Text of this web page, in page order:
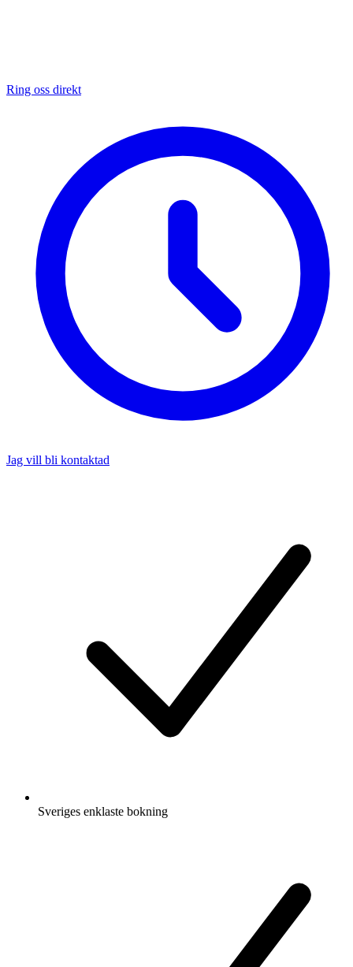
Ring oss direkt
Jag vill bli kontaktad
Sveriges enklaste bokning